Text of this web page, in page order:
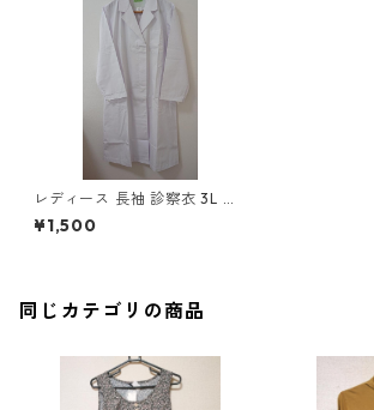
レディース 長袖 診察衣 3L ホ
ワイト ◆KIY-1214◆
¥1,500
同じカテゴリの商品